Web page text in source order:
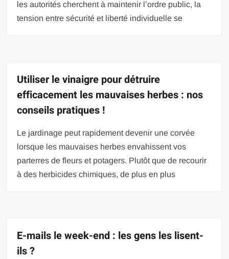
les autorités cherchent à maintenir l’ordre public, la
tension entre sécurité et liberté individuelle se
Utiliser le vinaigre pour détruire
efficacement les mauvaises herbes : nos
conseils pratiques !
Le jardinage peut rapidement devenir une corvée
lorsque les mauvaises herbes envahissent vos
parterres de fleurs et potagers. Plutôt que de recourir
à des herbicides chimiques, de plus en plus
E-mails le week-end : les gens les lisent-
ils ?